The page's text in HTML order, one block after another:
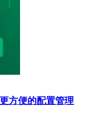
方便的配置管理